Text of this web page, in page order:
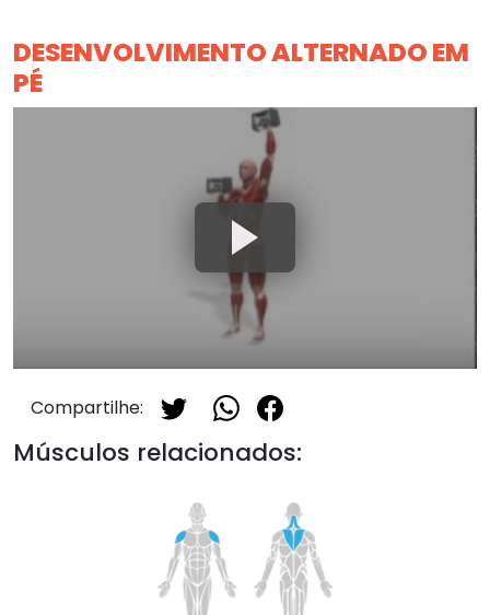
DESENVOLVIMENTO ALTERNADO EM
PÉ
Compartilhe:
Músculos relacionados: